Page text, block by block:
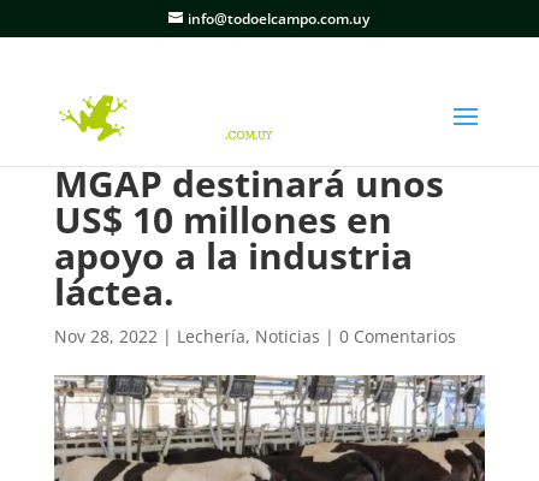
info@todoelcampo.com.uy
MGAP destinará unos
US$ 10 millones en
apoyo a la industria
láctea.
Nov 28, 2022| Lechería, Noticias | 0 Comentarios